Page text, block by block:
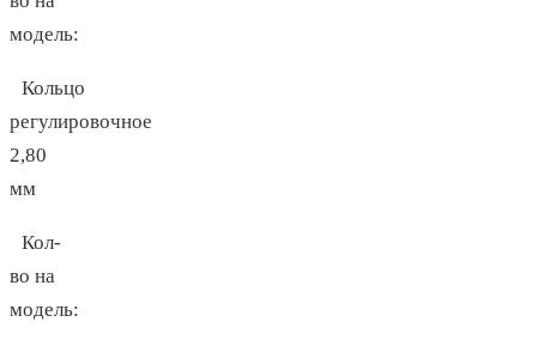
модель:
Кольцо
регулировочное
2,80
мм
Кол-
во на
модель: